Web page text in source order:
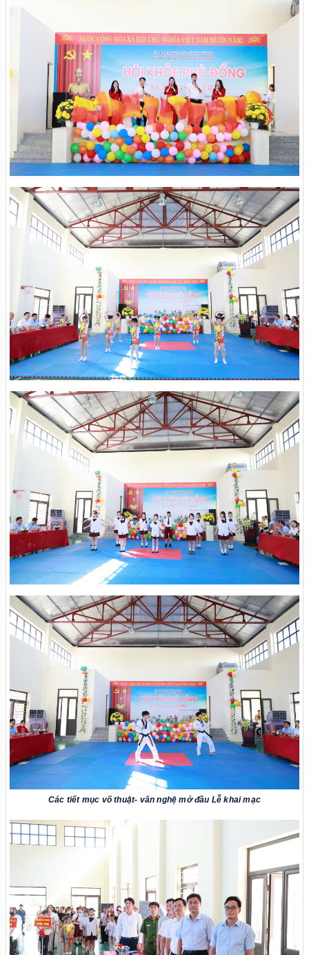
Các tiết mục võ thuật- văn nghệ mở đầu Lễ khai mạc